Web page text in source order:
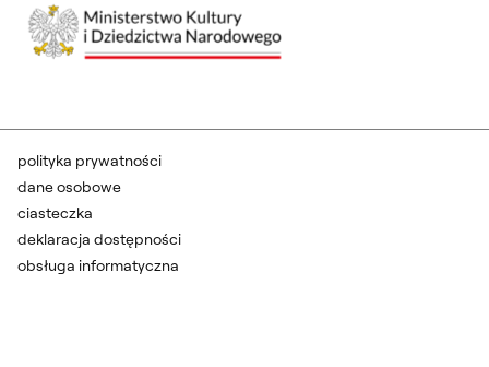
polityka prywatności
dane osobowe
ciasteczka
deklaracja dostępności
obsługa informatyczna